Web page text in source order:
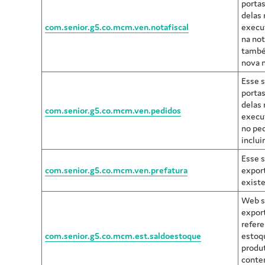
com.senior.g5.co.mcm.ven.notafiscal
delas
na
nova
com.senior.g5.co.mcm.ven.pedidos
Esse
delas
no
com.senior.g5.co.mcm.ven.prefatura
Esse
com.senior.g5.co.mcm.est.saldoestoque
Web